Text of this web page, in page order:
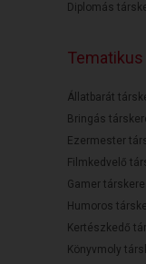
Diplomás
Állatbarát
Bringás
Ezermester
Filmkedvelő
Gamer
Humoros
Kertészkedő
Könyvmoly